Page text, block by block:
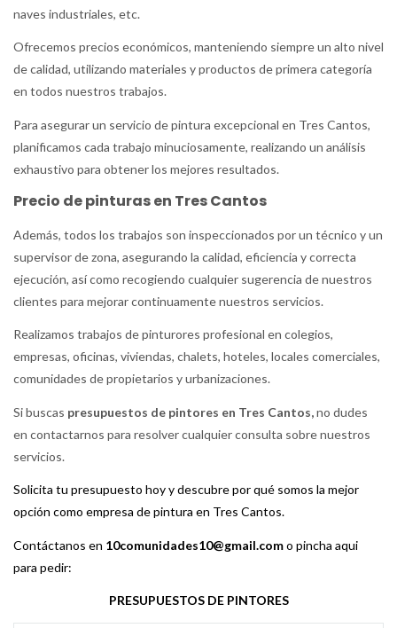
naves industriales, etc.
Ofrecemos precios económicos, manteniendo siempre un alto nivel
de calidad, utilizando materiales y productos de primera categoría
en todos nuestros trabajos.
Para asegurar un servicio de pintura excepcional en Tres Cantos,
planificamos cada trabajo minuciosamente, realizando un análisis
exhaustivo para obtener los mejores resultados.
Precio de pinturas en Tres Cantos
Además, todos los trabajos son inspeccionados por un técnico y un
supervisor de zona, asegurando la calidad, eficiencia y correcta
ejecución, así como recogiendo cualquier sugerencia de nuestros
clientes para mejorar continuamente nuestros servicios.
Realizamos trabajos de pinturores profesional en colegios,
empresas, oficinas, viviendas, chalets, hoteles, locales comerciales,
comunidades de propietarios y urbanizaciones.
Si buscas presupuestos de pintores en Tres Cantos,no dudes
en contactarnos para resolver cualquier consulta sobre nuestros
servicios.
Solicita tu presupuesto hoy y descubre por qué somos la mejor
opción como empresa de pintura en Tres Cantos.
Contáctanos en 10comunidades10@gmail.como pincha aqui
para pedir:
PRESUPUESTOS DE PINTORES